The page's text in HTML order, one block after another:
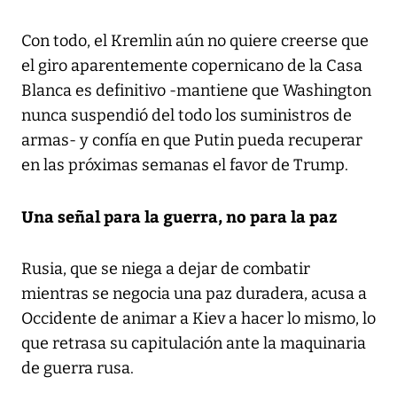
Con todo, el Kremlin aún no quiere creerse que
el giro aparentemente copernicano de la Casa
Blanca es definitivo -mantiene que Washington
nunca suspendió del todo los suministros de
armas- y confía en que Putin pueda recuperar
en las próximas semanas el favor de Trump.
Una señal para la guerra, no para la paz
Rusia, que se niega a dejar de combatir
mientras se negocia una paz duradera, acusa a
Occidente de animar a Kiev a hacer lo mismo, lo
que retrasa su capitulación ante la maquinaria
de guerra rusa.